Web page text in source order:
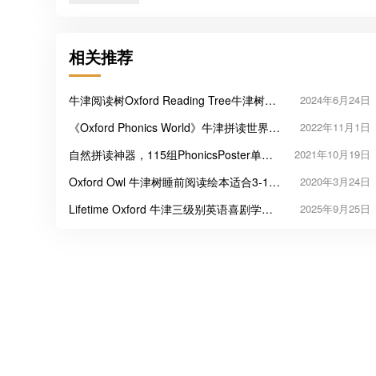
相关推荐
牛津阅读树Oxford Reading Tree牛津树分
2024年6月24日
《Oxford Phonics World》牛津拼读世界1-
2022年11月1日
自然拼读神器，115组PhonicsPoster单词
2021年10月19日
Oxford Owl 牛津树睡前阅读绘本适合3-11
2020年3月24日
Lifetime Oxford 牛津三级别英语喜剧学习
2025年9月25日